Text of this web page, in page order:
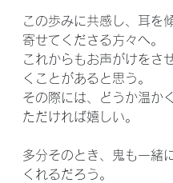
この歩みに共感し、耳を
寄せてくださる方々へ。
これからもお声がけをさ
くことがあると思う。
その際には、どうか温か
ただければ嬉しい。
多分そのとき、鬼も一緒
くれるだろう。